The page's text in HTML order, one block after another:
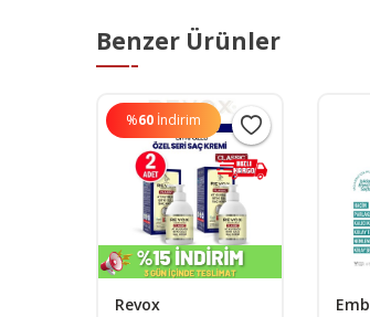
Benzer Ürünler
%60 İndirim
Revox